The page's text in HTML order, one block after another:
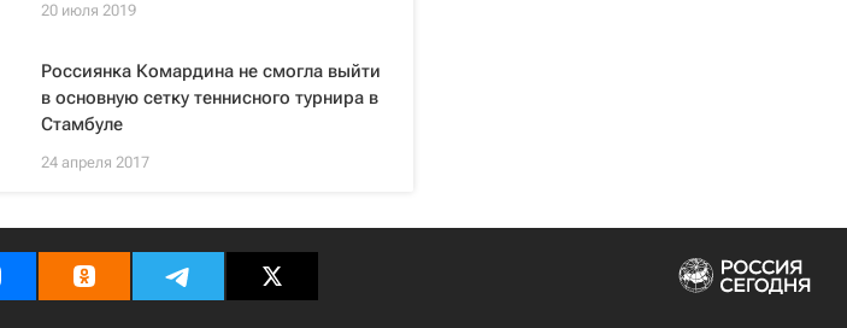
20 июля 2019
Россиянка Комардина не смогла выйти
в основную сетку теннисного турнира в
Стамбуле
24 апреля 2017